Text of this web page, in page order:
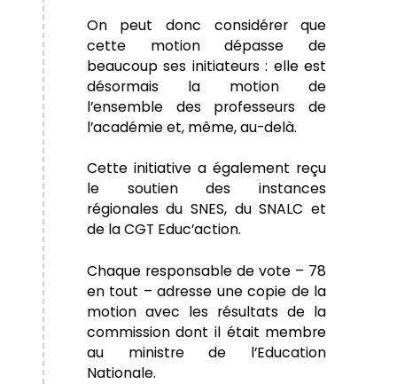
On peut donc considérer que
cette motion dépasse de
beaucoup ses initiateurs : elle est
désormais la motion de
l’ensemble des professeurs de
l’académie et, même, au-delà.
Cette initiative a également reçu
le soutien des instances
régionales du SNES, du SNALC et
de la CGT Educ’action.
Chaque responsable de vote – 78
en tout – adresse une copie de la
motion avec les résultats de la
commission dont il était membre
au ministre de l’Education
Nationale.